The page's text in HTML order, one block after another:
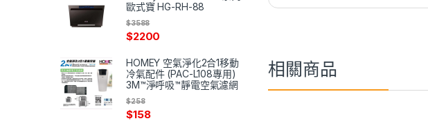
相關商品
歐式寶 HG-RH-88
$2200
$3588
HOMEY 空氣淨化2合1移動
冷氣配件 (PAC-L108專用)
3M™淨呼吸™靜電空氣濾網
$158
$258